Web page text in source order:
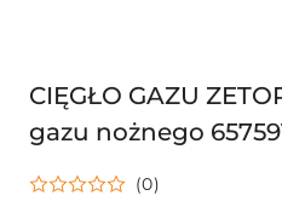
CIĘGŁO GAZU
gazu nożnego
(0)